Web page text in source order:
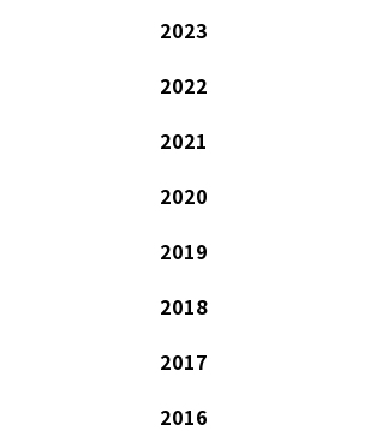
2023
2022
2021
2020
2019
2018
2017
2016